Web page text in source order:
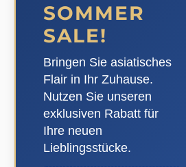
SOMMER
SALE!
Bringen Sie asiatisches
Flair in Ihr Zuhause.
Nutzen Sie unseren
exklusiven Rabatt für
Ihre neuen
Lieblingsstücke.